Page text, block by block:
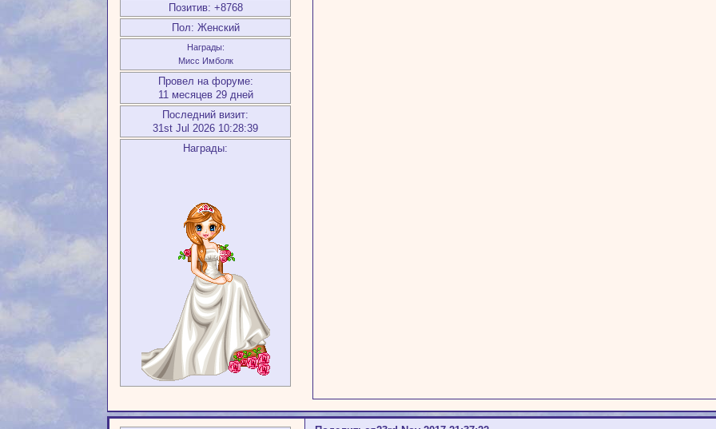
Позитив: +8768
Пол: Женский
Награды:
Мисс Имболк
Провел на форуме:
11 месяцев 29 дней
Последний визит:
31st Jul 2026 10:28:39
Награды: